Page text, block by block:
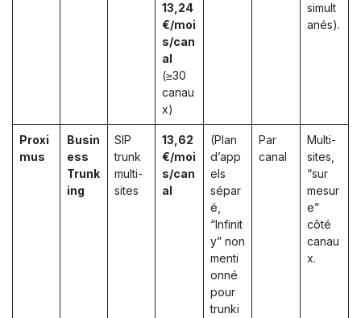
13,24
€/moi
s/can
al
(≥30
canau
x)
simult
anés).
Proxi
mus
Busin
ess
Trunk
ing
SIP
trunk
multi-
sites
13,62
€/moi
s/can
al
(Plan
d’app
els
sépar
é,
“Infinit
y” non
menti
onné
pour
trunki
Par
canal
Multi-
sites,
“sur
mesur
e”
côté
canau
x.